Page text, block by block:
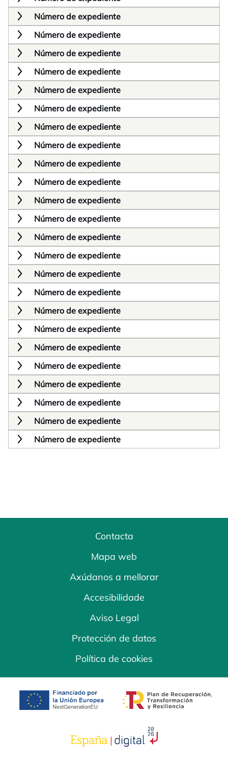
Número de expediente
Número de expediente
Número de expediente
Número de expediente
Número de expediente
Número de expediente
Número de expediente
Número de expediente
Número de expediente
Número de expediente
Número de expediente
Número de expediente
Número de expediente
Número de expediente
Número de expediente
Número de expediente
Número de expediente
Número de expediente
Número de expediente
Número de expediente
Número de expediente
Número de expediente
Número de expediente
Número de expediente
Contacta
Mapa web
Axúdanos a mellorar
Accesibilidade
Aviso Legal
Protección de datos
Política de cookies
opens in a new tab opens in a new
opens in a new tab